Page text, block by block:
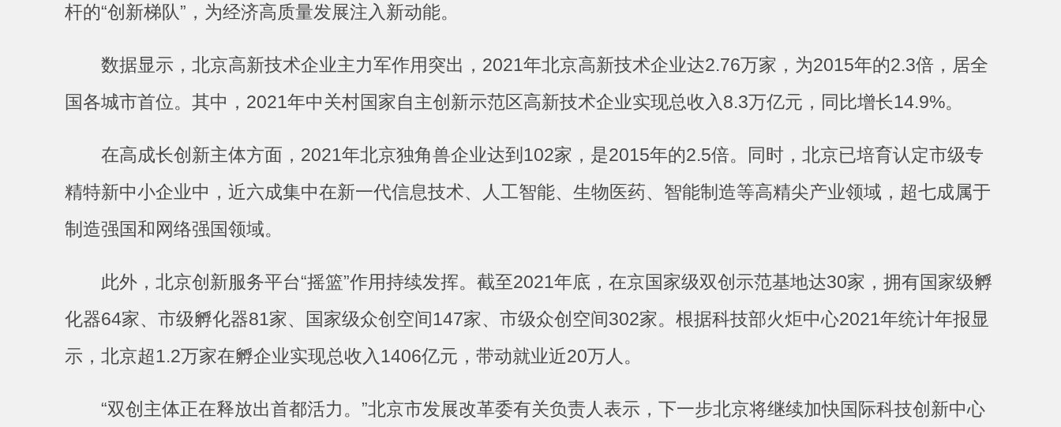
杆的“创新梯队”，为经济高质量发展注入新动能。
数据显示，北京高新技术企业主力军作用突出，2021年北京高新技术企业达2.76万家，为2015年的2.3倍，居全
国各城市首位。其中，2021年中关村国家自主创新示范区高新技术企业实现总收入8.3万亿元，同比增长14.9%。
在高成长创新主体方面，2021年北京独角兽企业达到102家，是2015年的2.5倍。同时，北京已培育认定市级专
精特新中小企业中，近六成集中在新一代信息技术、人工智能、生物医药、智能制造等高精尖产业领域，超七成属于
制造强国和网络强国领域。
此外，北京创新服务平台“摇篮”作用持续发挥。截至2021年底，在京国家级双创示范基地达30家，拥有国家级孵
化器64家、市级孵化器81家、国家级众创空间147家、市级众创空间302家。根据科技部火炬中心2021年统计年报显
示，北京超1.2万家在孵企业实现总收入1406亿元，带动就业近20万人。
“双创主体正在释放出首都活力。”北京市发展改革委有关负责人表示，下一步北京将继续加快国际科技创新中心